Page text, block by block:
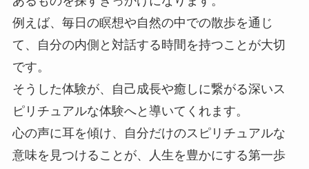
例えば、毎日の瞑想や自然の中での散歩を通じ
て、自分の内側と対話する時間を持つことが大切
です。
そうした体験が、自己成長や癒しに繋がる深いス
ピリチュアルな体験へと導いてくれます。
心の声に耳を傾け、自分だけのスピリチュアルな
意味を見つけることが、人生を豊かにする第一歩